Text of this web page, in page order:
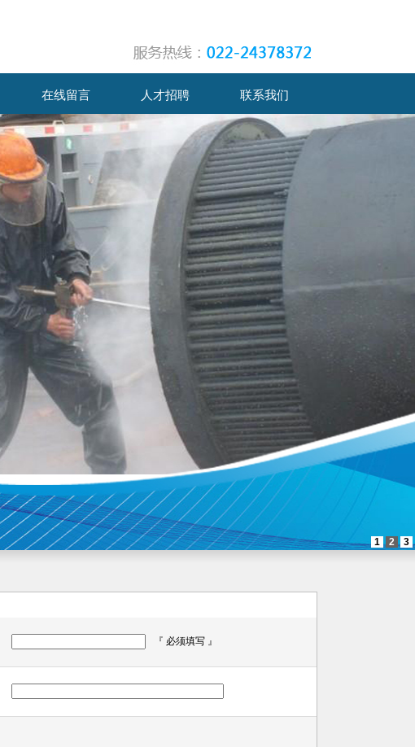
在线留言 人才招聘 联系我们
1 2 3
『 必须填写 』